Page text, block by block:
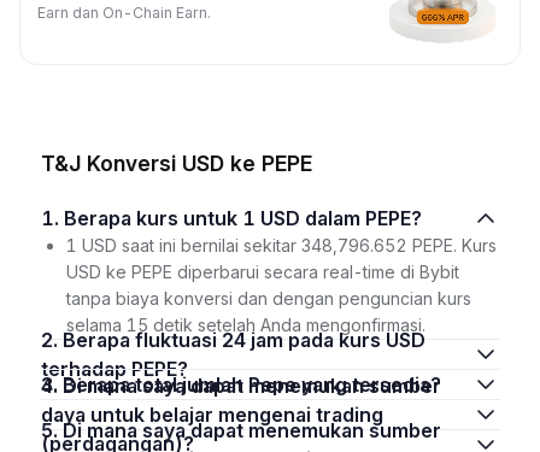
Earn dan On-Chain Earn.
T&J Konversi USD ke PEPE
1. Berapa kurs untuk 1 USD dalam PEPE?
1 USD saat ini bernilai sekitar 348,796.652 PEPE. Kurs
USD ke PEPE diperbarui secara real-time di Bybit
tanpa biaya konversi dan dengan penguncian kurs
selama 15 detik setelah Anda mengonfirmasi.
2. Berapa fluktuasi 24 jam pada kurs USD
terhadap PEPE?
3. Berapa total jumlah Pepe yang tersedia?
4. Di mana saya dapat menemukan sumber
daya untuk belajar mengenai trading
(perdagangan)?
5. Di mana saya dapat menemukan sumber